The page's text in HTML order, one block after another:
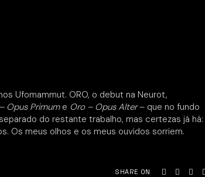
Ufomammut. ORO, o debut na Neurot,
Opus Primume Oro – Opus Alter– que no fundo
do restante trabalho, mas certezas já há:
Os meus olhos e os meus ouvidos sorriem.
SHARE ON